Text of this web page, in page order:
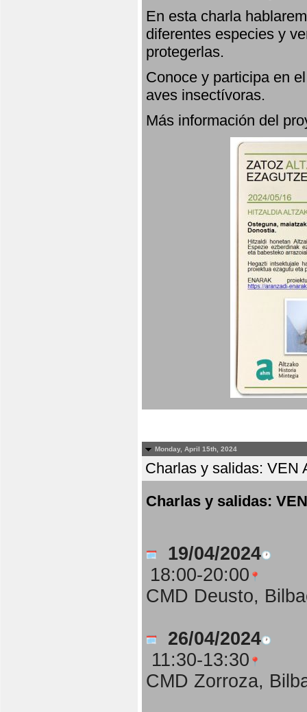
En esta charla
diferentes especies y
protegerlas.
Conoce y participa en
aves insectívoras.
Más información del
Monday, April 15th, 2024
Charlas y salidas: VEN
Charlas y salidas:
19/04/2024
18:00-20:00
CMD Deusto,
26/04/2024
11:30-13:30
CMD Zorroza,